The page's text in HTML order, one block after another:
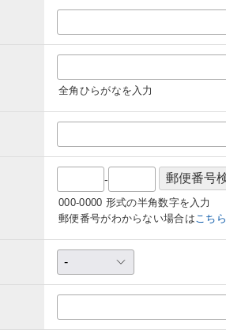
全角ひらがなを入力
-
000-0000 形式の半角数字を入力
郵便番号がわからない場合はこちら